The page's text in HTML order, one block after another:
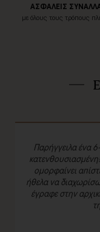
ΑΣΦΑΛΕΙΣ
με όλους τους τρόπους
Παρήγγειλα ένα
ομορφαίνει
ήθελα να
έγραφε στην